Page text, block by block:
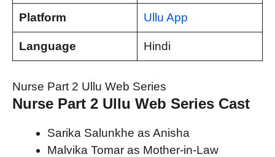
Platform Ullu App
Language Hindi
Nurse Part 2 Ullu Web Series
Nurse Part 2 Ullu Web Series Cast
Sarika Salunkhe as Anisha
Malvika Tomar as Mother-in-Law